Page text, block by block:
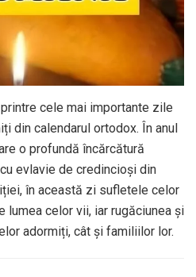
cele mai importante zile
din calendarul ortodox. În anul
o profundă încărcătură
evlavie de credincioși din
în această zi sufletele celor
lumea celor vii, iar rugăciunea și
adormiți, cât și familiilor lor.